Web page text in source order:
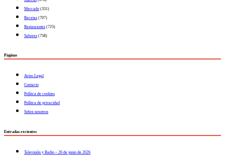
Mercado (331)
Recetas (707)
Restaurantes (725)
Sabores (758)
Páginas
Aviso Legal
Contacto
Política de cookies
Política de privacidad
Sobre nosotros
Entradas recientes
Televisión y Radio – 26 de junio de 2026